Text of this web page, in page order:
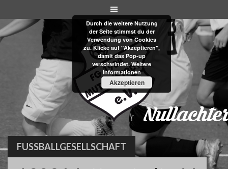
to
content
FUSSBALLGESELLSCHAFT
Durch die weitere Nutzung
der Seite stimmst du der
Verwendung von Cookies
zu. Klicke auf "Akzeptieren",
damit das Pop-up
verschwindet.Weitere
Informationen
Akzeptieren